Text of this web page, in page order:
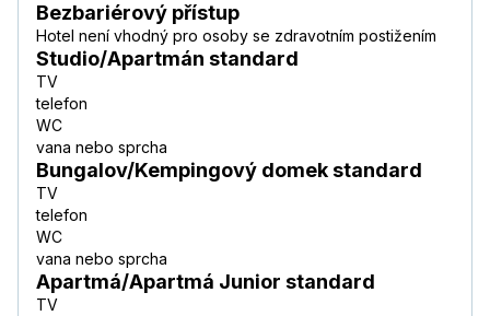
Bezbariérový přístup
Hotel není vhodný pro osoby se zdravotním postižením
Studio/Apartmán standard
TV
telefon
WC
vana nebo sprcha
Bungalov/Kempingový domek standard
TV
telefon
WC
vana nebo sprcha
Apartmá/Apartmá Junior standard
TV